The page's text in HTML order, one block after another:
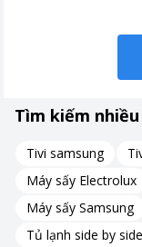
Tìm kiếm
Tivi samsung
Máy sấy Electrolux
Máy sấy Samsung
Tủ lạnh side by side